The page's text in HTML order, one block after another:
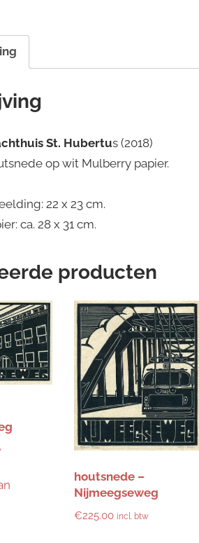
St. Hubertus (2018)
op wit Mulberry papier.
22 x 23 cm.
ca. 28 x 31 cm.
producten
houtsnede –
Nijmeegseweg
€225.00 incl. btw